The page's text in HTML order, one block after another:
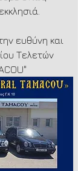
ευθύνη και
Τελετών